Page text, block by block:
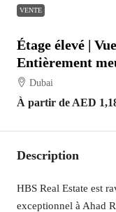
VENTE
Étage élevé |
Entièrement
Dubai
À partir de AED
Description
HBS Real Estate est
exceptionnel à Ahad